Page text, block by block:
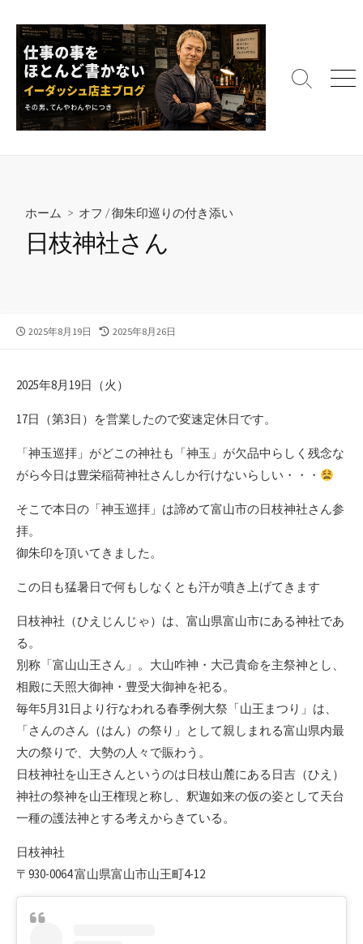
キ
検
メ
ホーム > オフ /御朱印巡りの付き添い
日枝神社さん
公
2025年8月19日
最
日
2025年8月26日
2025年8月19日（火）
17日（第3日）を営業したので変速定休日です。
「神玉巡拝」がどこの神社も「神玉」が欠品中らしく残念な
がら今日は豊栄稲荷神社さんしか行けないらしい・・・
そこで本日の「神玉巡拝」は諦めて富山市の日枝神社さん参
拝。
御朱印を頂いてきました。
この日も猛暑日で何もしなくとも汗が噴き上げてきます
日枝神社（ひえじんじゃ）は、富山県富山市にある神社であ
る。
別称「富山山王さん」。大山咋神・大己貴命を主祭神とし、
相殿に天照大御神・豊受大御神を祀る。
毎年5月31日より行なわれる春季例大祭「山王まつり」は、
「さんのさん（はん）の祭り」として親しまれる富山県内最
大の祭りで、大勢の人々で賑わう。
日枝神社を山王さんというのは日枝山麓にある日吉（ひえ）
神社の祭神を山王権現と称し、釈迦如来の仮の姿として天台
一種の護法神とする考えからきている。
日枝神社
〒930-0064 富山県富山市山王町4-12